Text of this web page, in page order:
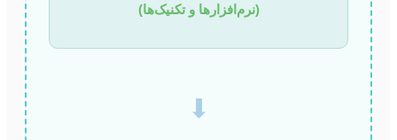
(نرم‌افزارها و تکنیک‌ها)
⬇